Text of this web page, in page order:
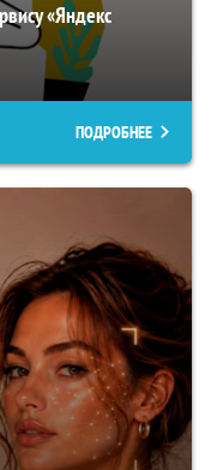
«Яндекс
ПОДРОБНЕЕ